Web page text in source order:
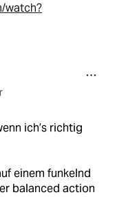
watch?
ich’s richtig
einem funkelnd
balanced action